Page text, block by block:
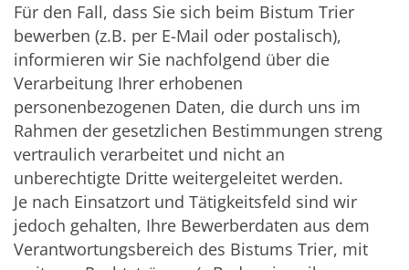
Für den Fall, dass Sie sich beim Bistum Trier
bewerben (z.B. per E-Mail oder postalisch),
informieren wir Sie nachfolgend über die
Verarbeitung Ihrer erhobenen
personenbezogenen Daten, die durch uns im
Rahmen der gesetzlichen Bestimmungen streng
vertraulich verarbeitet und nicht an
unberechtigte Dritte weitergeleitet werden.
Je nach Einsatzort und Tätigkeitsfeld sind wir
jedoch gehalten, Ihre Bewerberdaten aus dem
Verantwortungsbereich des Bistums Trier, mit